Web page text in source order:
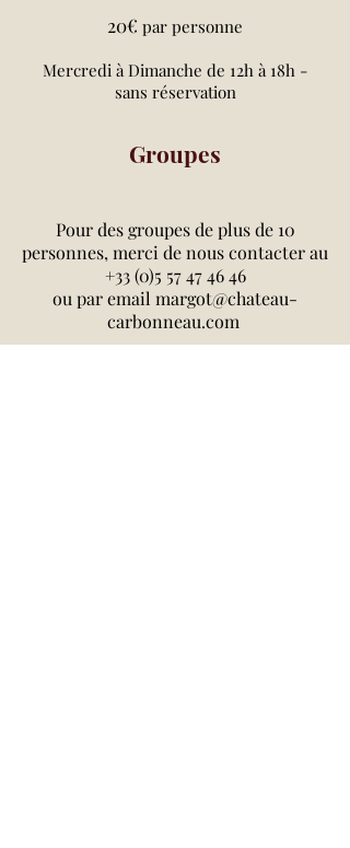
20€ par personne
Mercredi à Dimanche de 12h à 18h -
sans réservation
Groupes
Pour des groupes de plus de 10
personnes, merci de nous contacter au
+33 (0)5 57 47 46 46
ou par email margot@chateau-
carbonneau.com